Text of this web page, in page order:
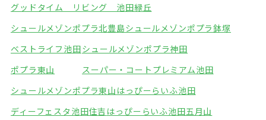
グッドタイム リビング 池田緑丘
シュールメゾンポプラ北豊島シュールメゾンポプラ鉢塚
ベストライフ池田シュールメゾンポプラ神田
ポプラ東山
スーパー・コートプレミアム池田
シュールメゾンポプラ東山 はっぴーらいふ池田
ディーフェスタ池田住吉 はっぴーらいふ池田五月山